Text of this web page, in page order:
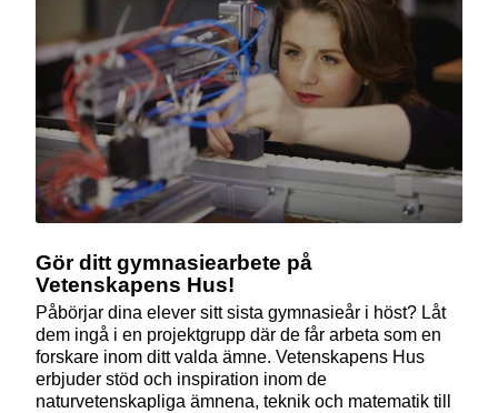
Gör ditt gymnasiearbete på
Vetenskapens Hus!
Påbörjar dina elever sitt sista gymnasieår i höst? Låt
dem ingå i en projektgrupp där de får arbeta som en
forskare inom ditt valda ämne. Vetenskapens Hus
erbjuder stöd och inspiration inom de
naturvetenskapliga ämnena, teknik och matematik till